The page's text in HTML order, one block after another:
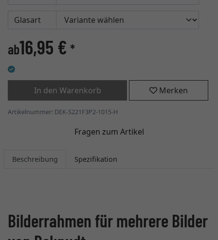
Glasart
ab16,95 € *
In den Warenkorb Merken
Artikelnummer: DEK-S221F3P2-1015-H
Fragen zum Artikel
Beschreibung Spezifikation
Bilderrahmen für mehrere Bilder